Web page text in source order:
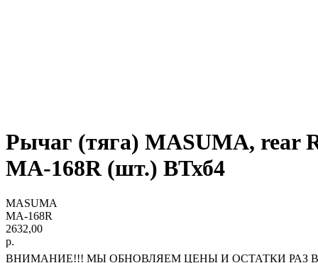
Рычаг (тяга) MASUMA, rear
MA-168R (шт.) ВТхб4
MASUMA
MA-168R
2632,00
р.
ВНИМАНИЕ!!! МЫ ОБНОВЛЯЕМ ЦЕНЫ И ОСТАТКИ РАЗ